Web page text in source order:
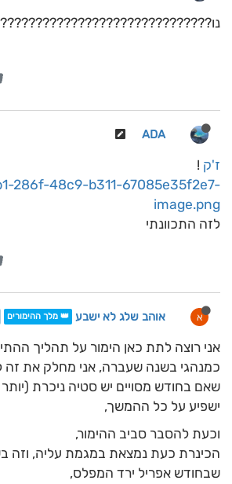
ADA
ז'ק !
286f-48c9-b311-67085e35f2e7-
image.png
לזה התכוונתי
א אוהב שלג לא ישבע 👑 מלך ההימורים
אני רוצה לתת כאן הימור על תהליך
כמנהגי בשנה שעברה, אני מחלק את זה
ישפיע על כל ההמשך,
וכעת להסבר סביב ההימור,
הכינרת כעת נמצאת במגמת עליה, וזה
שבחודש אפריל ירד המפלס,